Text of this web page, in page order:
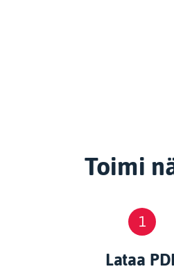
Toimi
1
Lataa